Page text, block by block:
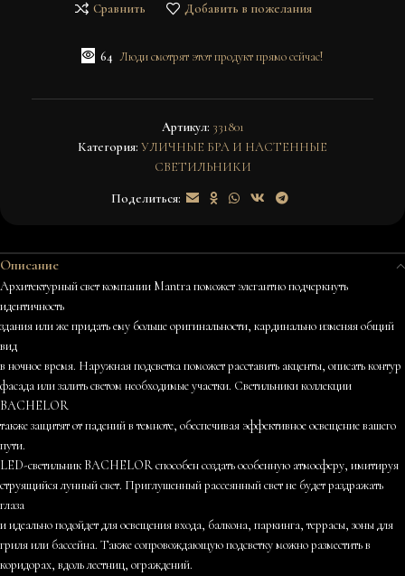
Сравнить Добавить в пожелания
64 Люди смотрят этот продукт прямо сейчас!
Артикул: 331801
Категория: УЛИЧНЫЕ БРА И НАСТЕННЫЕ
СВЕТИЛЬНИКИ
Поделиться:
Описание
Архитектурный свет компании Mantra поможет элегантно подчеркнуть
идентичность
здания или же придать ему больше оригинальности, кардинально изменяя общий
вид
в ночное время. Наружная подсветка поможет расставить акценты, описать контур
фасада или залить светом необходимые участки. Светильники коллекции
BACHELOR
также защитят от падений в темноте, обеспечивая эффективное освещение вашего
пути.
LED-светильник BACHELOR способен создать особенную атмосферу, имитируя
струящийся лунный свет. Приглушенный рассеянный свет не будет раздражать
глаза
и идеально подойдет для освещения входа, балкона, паркинга, террасы, зоны для
гриля или бассейна. Также сопровождающую подсветку можно разместить в
коридорах, вдоль лестниц, ограждений.